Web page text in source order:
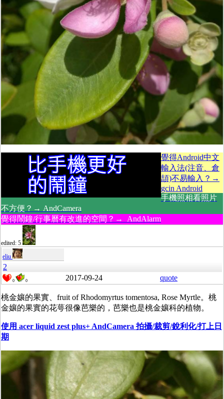
覺得Android中文
輸入法(注音、倉
頡)不易輸入？→
gcin Android
手機照相看照片
不方便？→ AndCamera
覺得鬧鐘/行事曆有改進的空間？→ AndAlarm
edited: 5
eliu
2
0 0 2017-09-24 quote
桃金孃的果實、fruit of Rhodomyrtus tomentosa, Rose Myrtle。桃
金孃的果實的花萼很像芭樂的，芭樂也是桃金孃科的植物。
使用 acer liquid zest plus+ AndCamera 拍攝/裁剪/銳利化/打上日
期